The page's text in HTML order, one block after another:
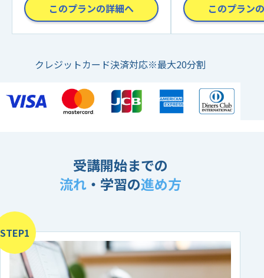
このプランの詳細へ このプラン
クレジットカード決済対応※最大20分割
受講開始までの
流れ・学習の進め方
STEP1